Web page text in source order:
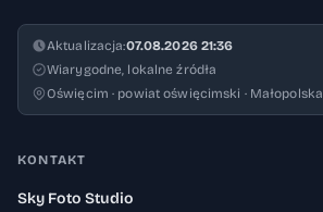
Aktualizacja:07.08.2026 21:36
Wiarygodne, lokalne źródła
Oświęcim · powiat oświęcimski · Małopolska
KONTAKT
Sky Foto Studio